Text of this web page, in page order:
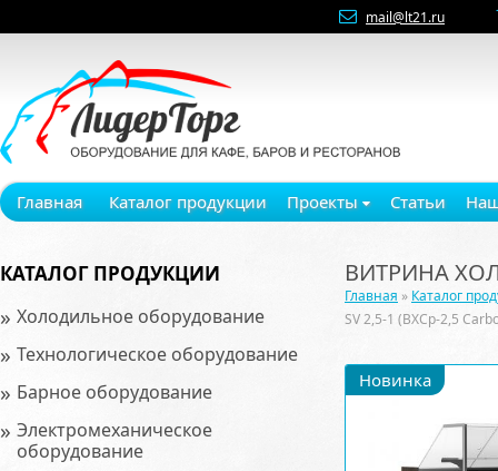
mail@lt21.ru
Главная Каталог продукции Проекты Статьи
КАТАЛОГ ПРОДУКЦИИ
» Холодильное оборудование
» Технологическое оборудование
» Барное оборудование
» Электромеханическое
оборудование
ВИТРИНА
Главная » Каталог
SV 2,5-1 (ВХСр-2,5
Новинка